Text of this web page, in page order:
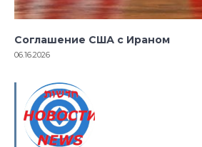
Соглашение США с Ираном
06.16.2026